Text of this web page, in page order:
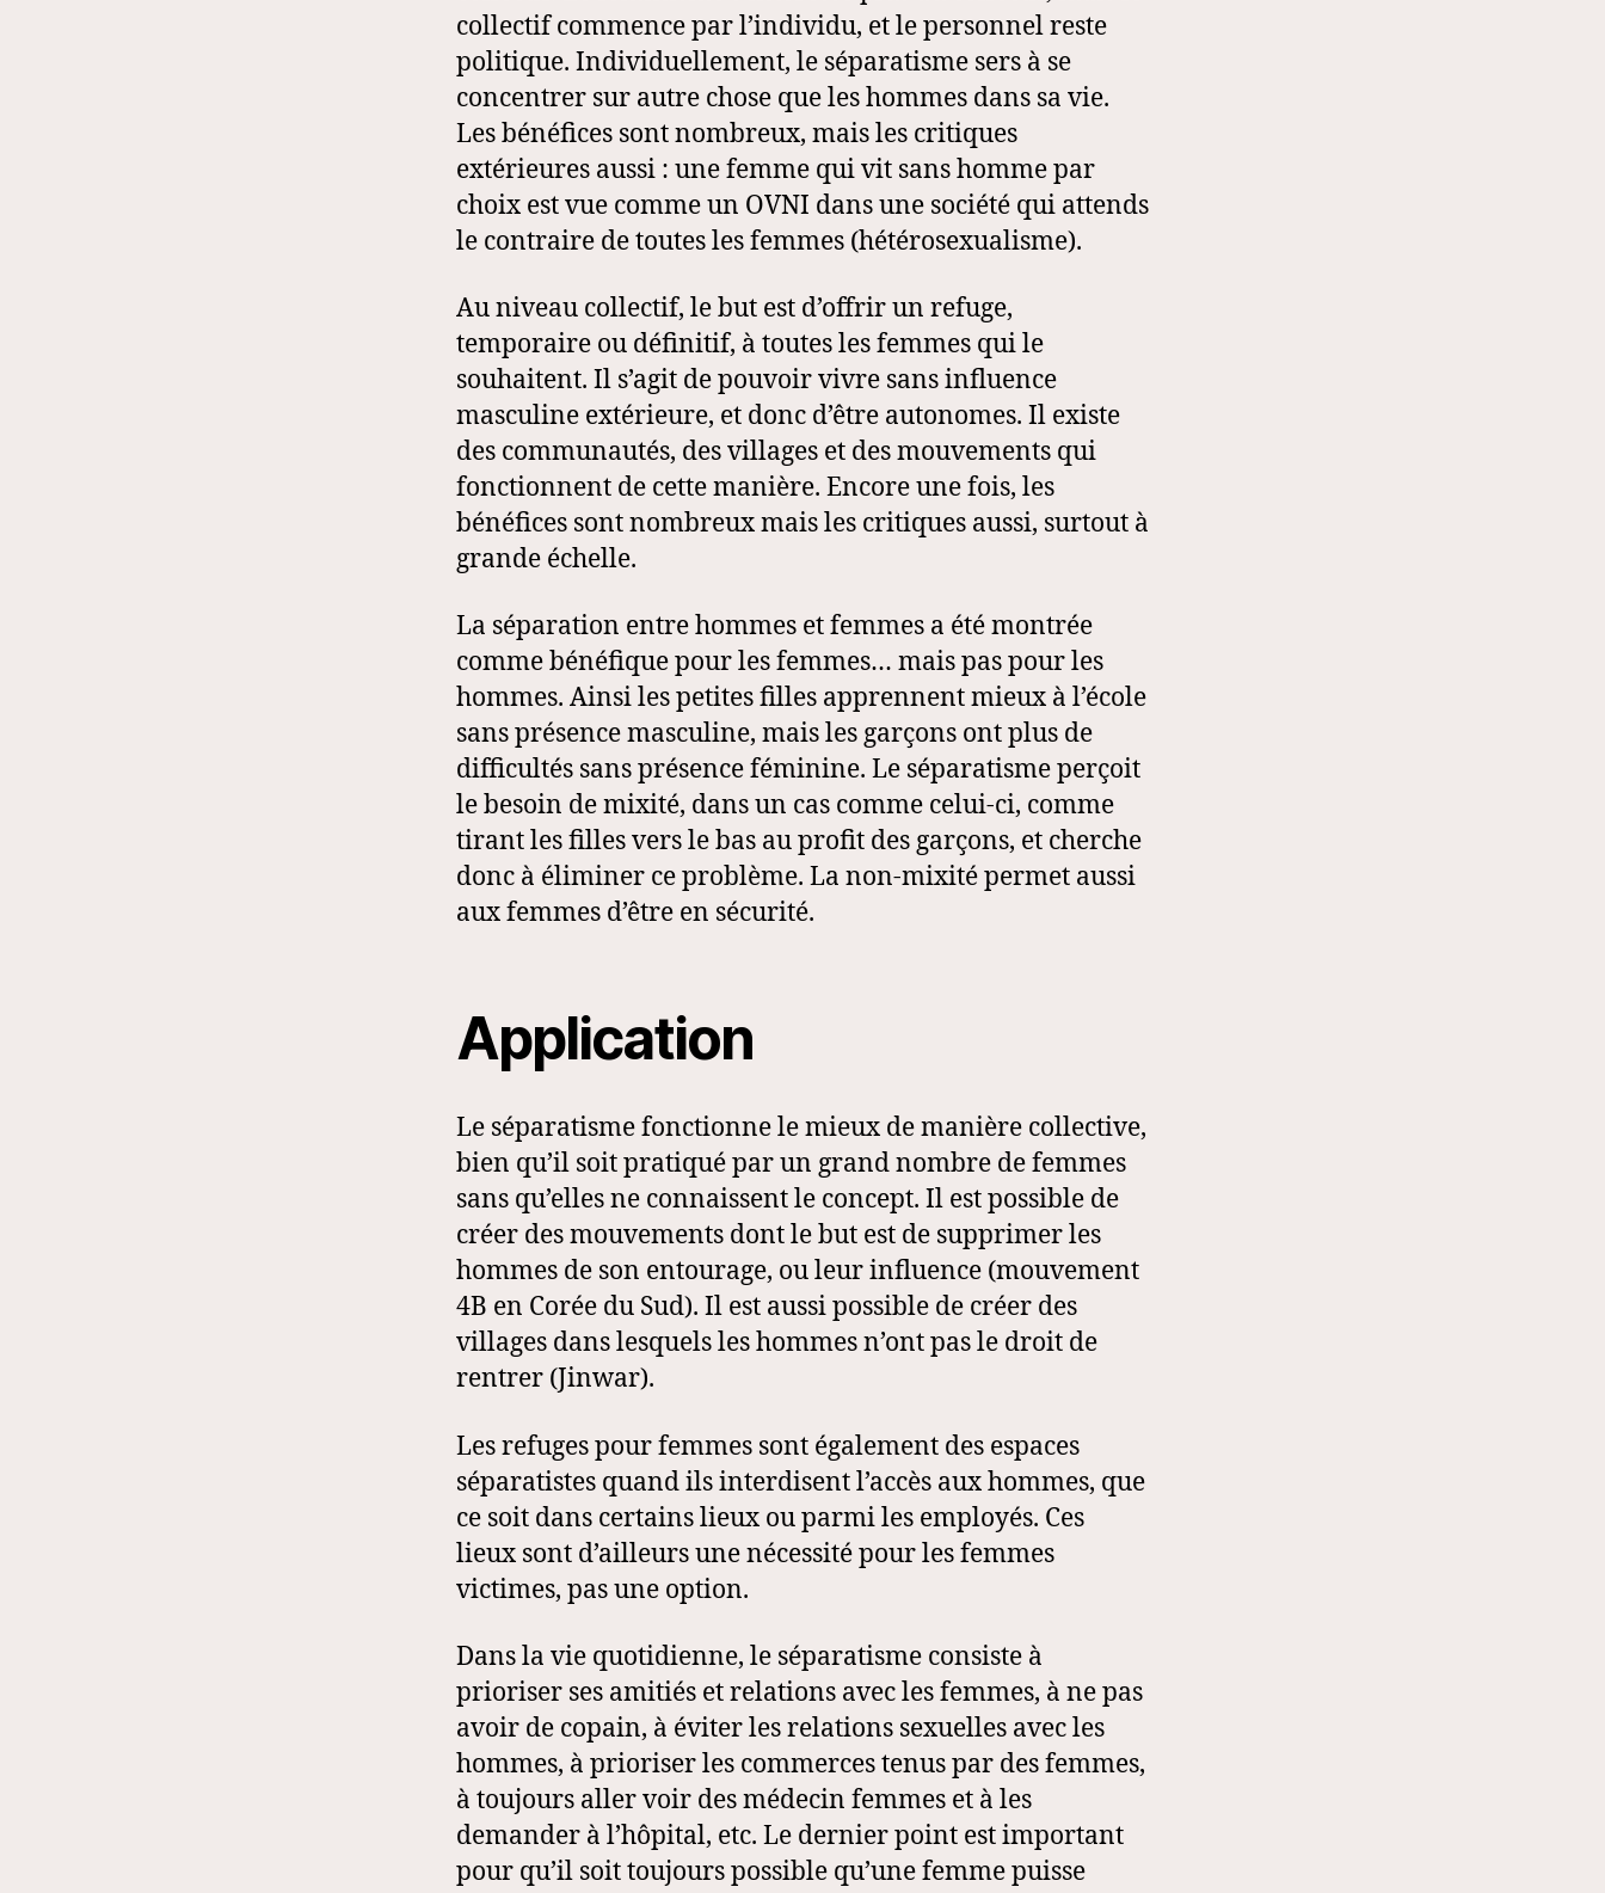
collectif commence par l’individu, et le personnel reste
politique. Individuellement, le séparatisme sers à se
concentrer sur autre chose que les hommes dans sa vie.
Les bénéfices sont nombreux, mais les critiques
extérieures aussi : une femme qui vit sans homme par
choix est vue comme un OVNI dans une société qui attends
le contraire de toutes les femmes (hétérosexualisme).
Au niveau collectif, le but est d’offrir un refuge,
temporaire ou définitif, à toutes les femmes qui le
souhaitent. Il s’agit de pouvoir vivre sans influence
masculine extérieure, et donc d’être autonomes. Il existe
des communautés, des villages et des mouvements qui
fonctionnent de cette manière. Encore une fois, les
bénéfices sont nombreux mais les critiques aussi, surtout à
grande échelle.
La séparation entre hommes et femmes a été montrée
comme bénéfique pour les femmes… mais pas pour les
hommes. Ainsi les petites filles apprennent mieux à l’école
sans présence masculine, mais les garçons ont plus de
difficultés sans présence féminine. Le séparatisme perçoit
le besoin de mixité, dans un cas comme celui-ci, comme
tirant les filles vers le bas au profit des garçons, et cherche
donc à éliminer ce problème. La non-mixité permet aussi
aux femmes d’être en sécurité.
Application
Le séparatisme fonctionne le mieux de manière collective,
bien qu’il soit pratiqué par un grand nombre de femmes
sans qu’elles ne connaissent le concept. Il est possible de
créer des mouvements dont le but est de supprimer les
hommes de son entourage, ou leur influence (mouvement
4B en Corée du Sud). Il est aussi possible de créer des
villages dans lesquels les hommes n’ont pas le droit de
rentrer (Jinwar).
Les refuges pour femmes sont également des espaces
séparatistes quand ils interdisent l’accès aux hommes, que
ce soit dans certains lieux ou parmi les employés. Ces
lieux sont d’ailleurs une nécessité pour les femmes
victimes, pas une option.
Dans la vie quotidienne, le séparatisme consiste à
prioriser ses amitiés et relations avec les femmes, à ne pas
avoir de copain, à éviter les relations sexuelles avec les
hommes, à prioriser les commerces tenus par des femmes,
à toujours aller voir des médecin femmes et à les
demander à l’hôpital, etc. Le dernier point est important
pour qu’il soit toujours possible qu’une femme puisse